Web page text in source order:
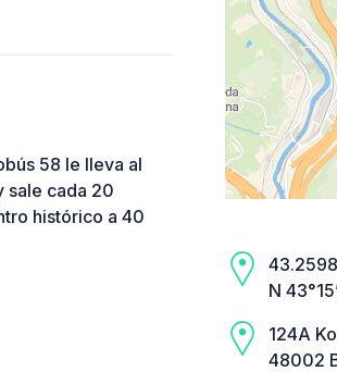
58 le lleva al
sale cada 20
histórico a 40
N
124A
48002